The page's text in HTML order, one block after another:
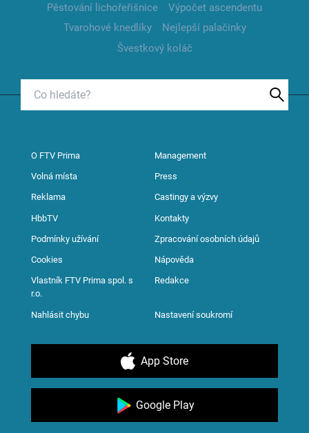
Pěstování lichořeřišnice
Výpočet ascendentu
Tvarohové knedlíky
Nejlepší palačinky
Švestkový koláč
O FTV Prima Management
Volná místa Press
Reklama Castingy a výzvy
HbbTV Kontakty
Podmínky užívání Zpracování osobních údajů
Cookies Nápověda
Vlastník FTV Prima spol. s
r.o.
Redakce
Nahlásit chybu Nastavení soukromí
App Store
Google Play